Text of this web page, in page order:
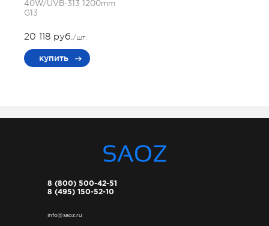
40W/UVB-313 1200mm
G13
20 118 руб./шт.
купить
8 (800) 500-42-51
8 (495) 150-52-10
info@saoz.ru